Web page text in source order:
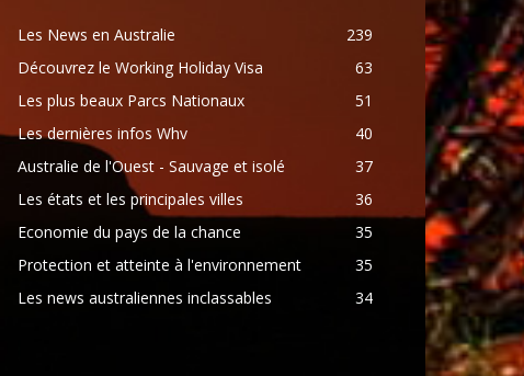
Les News en Australie
239
Découvrez le Working Holiday Visa
63
Les plus beaux Parcs Nationaux
51
Les dernières infos Whv
40
Australie de l'Ouest - Sauvage et isolé
37
Les états et les principales villes
36
Economie du pays de la chance
35
Protection et atteinte à l'environnement
35
Les news australiennes inclassables
34